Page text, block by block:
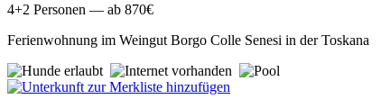
4+2 Personen — ab 870€
Ferienwohnung im Weingut Borgo Colle Senesi in der Toskana